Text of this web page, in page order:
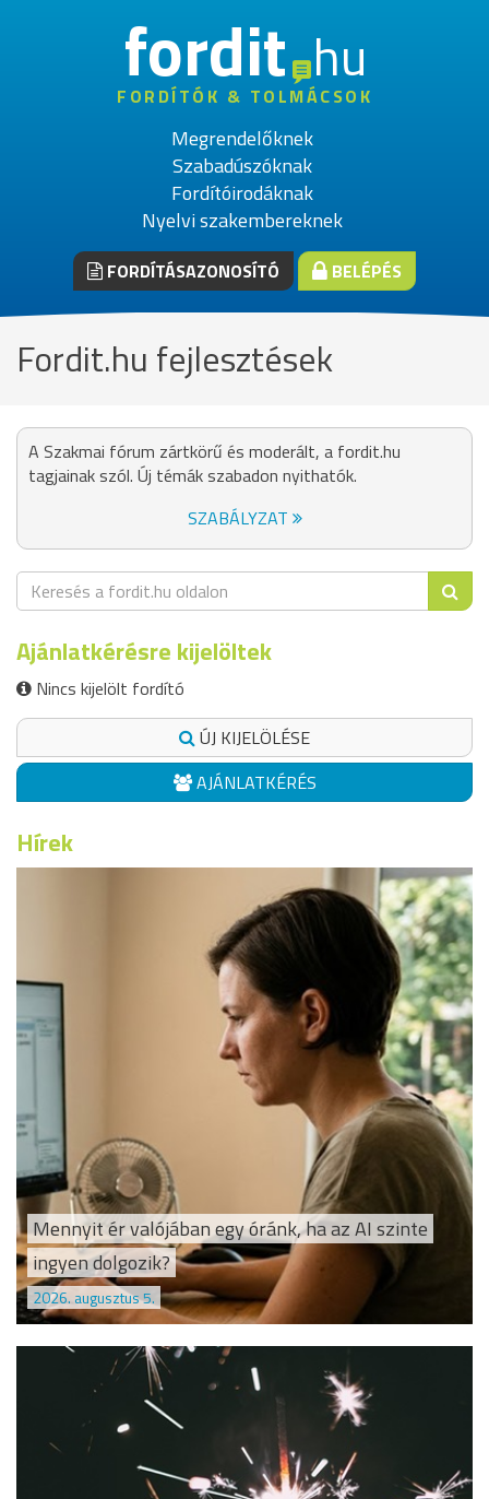
fordithu
FORDÍTÓK & TOLMÁCSOK
Megrendelőknek
Szabadúszóknak
Fordítóirodáknak
Nyelvi szakembereknek
FORDÍTÁSAZONOSÍTÓ BELÉPÉS
Fordit.hu fejlesztések
A Szakmai fórum zártkörű és moderált, a fordit.hu
tagjainak szól. Új témák szabadon nyithatók.
SZABÁLYZAT
Ajánlatkérésre kijelöltek
Nincs kijelölt fordító
ÚJ KIJELÖLÉSE
AJÁNLATKÉRÉS
Hírek
Mennyit ér valójában egy óránk, ha az AI szinte
ingyen dolgozik?
2026. augusztus 5.